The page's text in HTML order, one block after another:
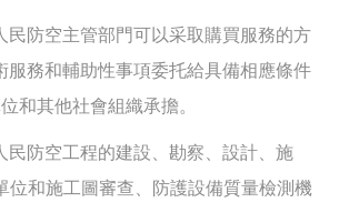
防空主管部門可以采取購買服務的方
術服務和輔助性事項委托給具備相應條件
其他社會組織承擔。
空工程的建設、勘察、設計、施
位和施工圖審查、防護設備質量檢測機